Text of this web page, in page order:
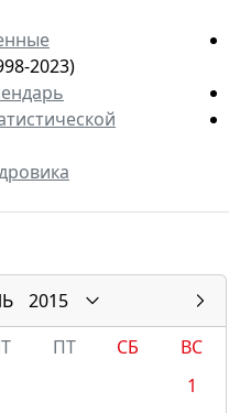
2023)
2015
ПТ СБ
ВС
1